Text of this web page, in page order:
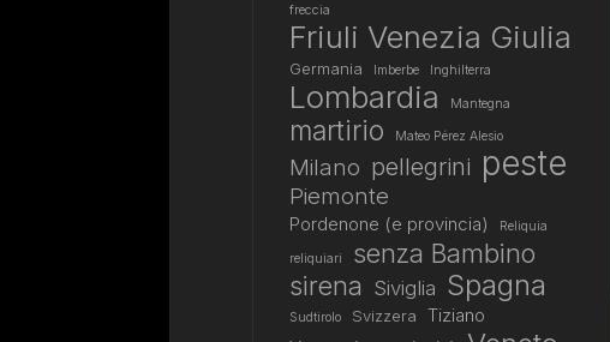
freccia
Friuli Venezia Giulia
Germania Imberbe Inghilterra
Lombardia Mantegna
martirio Mateo Pérez Alesio
Milano pellegrini peste
Piemonte
Pordenone (e provincia) Reliquia
reliquiari
senza Bambino
sirena Siviglia Spagna
Sudtirolo Svizzera
Tiziano